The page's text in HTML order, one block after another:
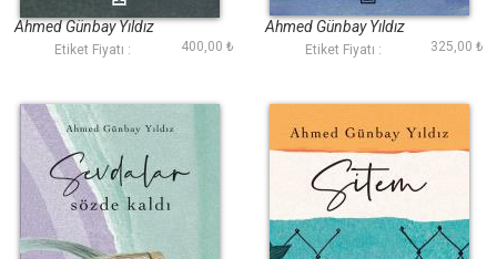
Ahmed Günbay Yıldız
Etiket Fiyatı : 400,00 ₺
Ahmed Günbay Yıldız
Etiket Fiyatı : 325,00 ₺